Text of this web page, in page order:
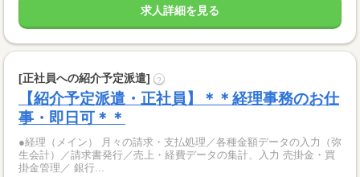
求人詳細を見る
[正社員への紹介予定派遣] ?
【紹介予定派遣・正社員】＊＊経理事務のお仕
事・即日可＊＊
●経理（メイン） 月々の請求・支払処理／各種金額データの入力（弥
生会計）／請求書発行／売上・経費データの集計、入力 売掛金・買
掛金管理／ 銀行...